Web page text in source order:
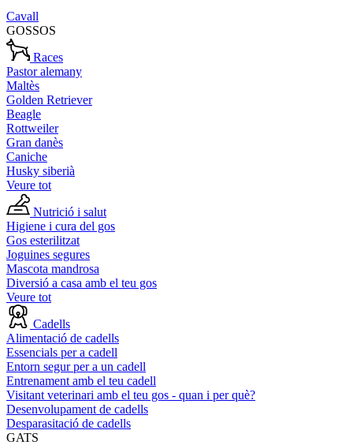
Cavall
GOSSOS
Races
Pastor alemany
Maltès
Golden Retriever
Beagle
Rottweiler
Gran danès
Caniche
Husky siberià
Veure tot
Nutrició i salut
Higiene i cura del gos
Gos esterilitzat
Joguines segures
Mascota mandrosa
Diversió a casa amb el teu gos
Veure tot
Cadells
Alimentació de cadells
Essencials per a cadell
Entorn segur per a un cadell
Entrenament amb el teu cadell
Visitant veterinari amb el teu gos - quan i per què?
Desenvolupament de cadells
Desparasitació de cadells
GATS